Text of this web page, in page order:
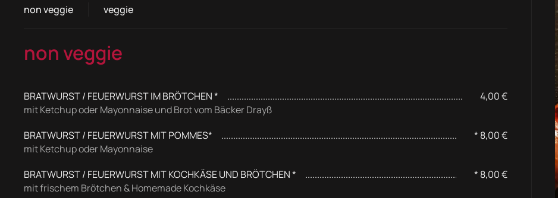
non veggie veggie
non veggie
BRATWURST / FEUERWURST IM BRÖTCHEN *
4,00 €
mit Ketchup oder Mayonnaise und Brot vom Bäcker Drayß
BRATWURST / FEUERWURST MIT POMMES*
* 8,00 €
mit Ketchup oder Mayonnaise
BRATWURST / FEUERWURST MIT KOCHKÄSE UND BRÖTCHEN *
* 8,00 €
mit frischem Brötchen & Homemade Kochkäse